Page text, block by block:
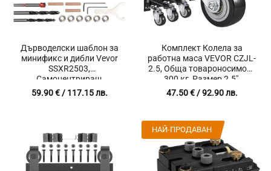
Дърводелски шаблон за
минификс и дибли Vevor
SSXR2503,
Самоцентриращ
механизъм, 3 размера
свредла, Прецизно
59.90€/ 117.15 лв.
Комплект Колела за
работна маса VEVOR CZJL-
2.5, Обща товароносимост
300 кг, Размер 2.5″,
Въртящи се на 360
градуса, 4 броя
47.50€/ 92.90 лв.
НАЙ-ПРОДАВАН